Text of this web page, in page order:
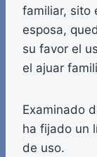
familiar, sito
esposa,
su favor el
el ajuar
Examinado
ha fijado un
de uso.